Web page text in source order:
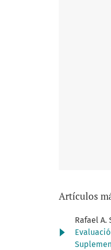
Artículos
Rafael A.